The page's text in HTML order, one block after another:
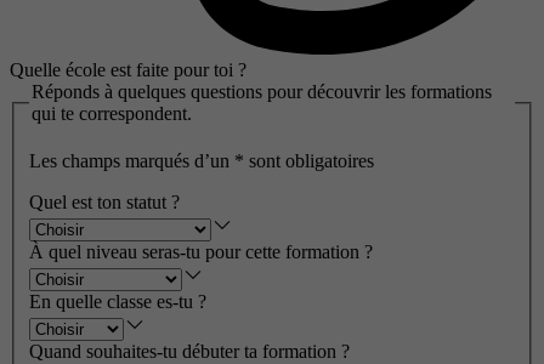
Quelle école est faite pour toi ?
Réponds à quelques questions pour découvrir les formations
qui te correspondent.
Les champs marqués d’un * sont obligatoires
Quel est ton statut ?
À quel niveau seras-tu pour cette formation ?
En quelle classe es-tu ?
Quand souhaites-tu débuter ta formation ?